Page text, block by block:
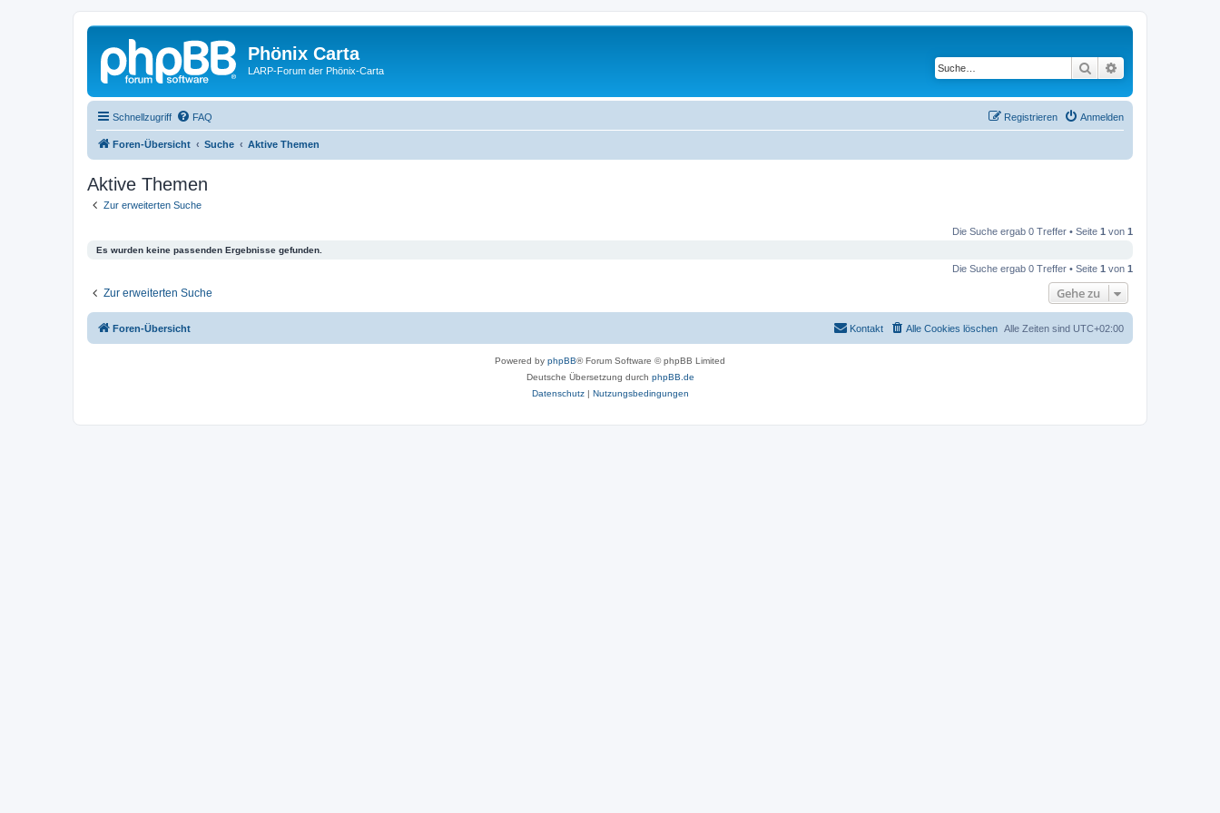
Phönix Carta
LARP-Forum der Phönix-Carta Suche
Schnellzugriff FAQ Anmelden
Registrieren
Foren-Übersicht Suche Aktive Themen
Aktive Themen
Zur erweiterten Suche
Die Suche ergab 0 Treffer • Seite 1 von 1
Es wurden keine passenden Ergebnisse gefunden.
Die Suche ergab 0 Treffer • Seite 1 von 1
Zur erweiterten Suche Gehe zu
Foren-Übersicht Alle Zeiten sind UTC+02:00
Alle Cookies löschen
Kontakt
Powered by phpBB® Forum Software © phpBB Limited
Deutsche Übersetzung durch phpBB.de
Datenschutz| Nutzungsbedingungen